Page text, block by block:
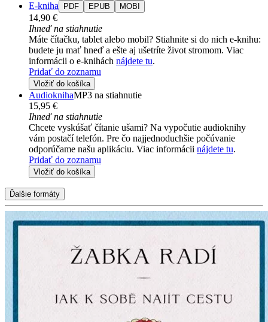
E-kniha PDF EPUB MOBI
14,90 €
Ihneď na stiahnutie
Máte čítačku, tablet alebo mobil? Stiahnite si do nich e-knihu:
budete ju mať hneď a ešte aj ušetríte život stromom. Viac
informácii o e-knihách nájdete tu.
Pridať do zoznamu
Vložiť do košíka
AudioknihaMP3 na stiahnutie
15,95 €
Ihneď na stiahnutie
Chcete vyskúšať čítanie ušami? Na vypočutie audioknihy
vám postačí telefón. Pre čo najjednoduchšie počúvanie
odporúčame našu aplikáciu. Viac informácii nájdete tu.
Pridať do zoznamu
Vložiť do košíka
Ďalšie formáty